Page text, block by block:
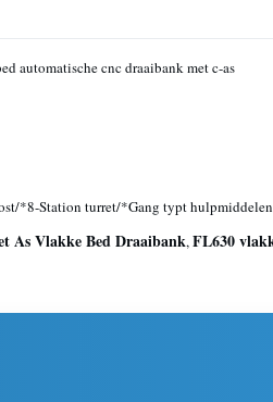
automatische cnc draaibank met c-as
*8-Station turret/*Gang typt hulpmiddelen
As Vlakke Bed Draaibank,FL630